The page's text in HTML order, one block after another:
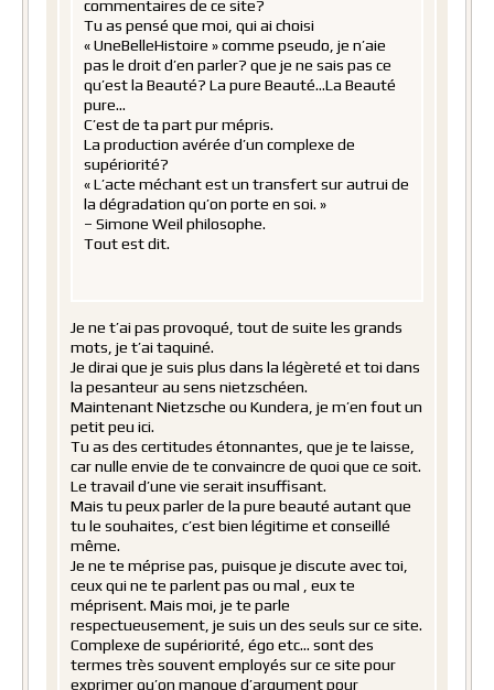
commentaires de ce site?
Tu as pensé que moi, qui ai choisi
« UneBelleHistoire » comme pseudo, je n’aie
pas le droit d’en parler? que je ne sais pas ce
qu’est la Beauté? La pure Beauté…La Beauté
pure…
C’est de ta part pur mépris.
La production avérée d’un complexe de
supériorité?
« L’acte méchant est un transfert sur autrui de
la dégradation qu’on porte en soi. »
– Simone Weil philosophe.
Tout est dit.
Je ne t’ai pas provoqué, tout de suite les grands
mots, je t’ai taquiné.
Je dirai que je suis plus dans la légèreté et toi dans
la pesanteur au sens nietzschéen.
Maintenant Nietzsche ou Kundera, je m’en fout un
petit peu ici.
Tu as des certitudes étonnantes, que je te laisse,
car nulle envie de te convaincre de quoi que ce soit.
Le travail d’une vie serait insuffisant.
Mais tu peux parler de la pure beauté autant que
tu le souhaites, c’est bien légitime et conseillé
même.
Je ne te méprise pas, puisque je discute avec toi,
ceux qui ne te parlent pas ou mal , eux te
méprisent. Mais moi, je te parle
respectueusement, je suis un des seuls sur ce site.
Complexe de supériorité, égo etc… sont des
termes très souvent employés sur ce site pour
exprimer qu’on manque d’argument pour